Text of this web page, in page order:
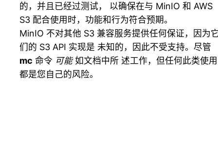
的，并且已经过测试， 以确保在与 MinIO 和 AWS
S3 配合使用时，功能和行为符合预期。
MinIO 不对其他 S3 兼容服务提供任何保证，因为
们的 S3 API 实现是 未知的，因此不受支持。尽管
mc 命令 可能如文档中所 述工作，但任何此类使用
都是您自己的风险。